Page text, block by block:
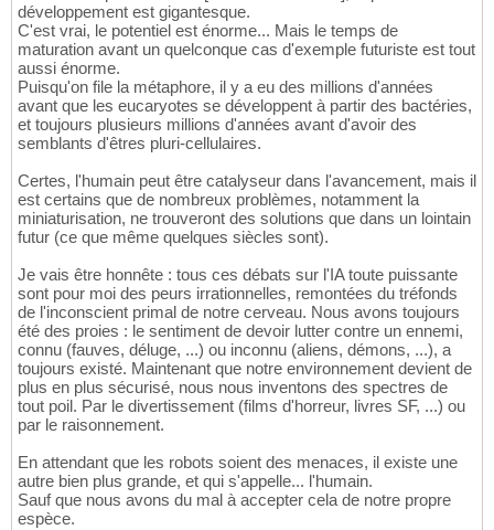
développement est gigantesque.
C'est vrai, le potentiel est énorme... Mais le temps de
maturation avant un quelconque cas d'exemple futuriste est tout
aussi énorme.
Puisqu'on file la métaphore, il y a eu des millions d'années
avant que les eucaryotes se développent à partir des bactéries,
et toujours plusieurs millions d'années avant d'avoir des
semblants d'êtres pluri-cellulaires.
Certes, l'humain peut être catalyseur dans l'avancement, mais il
est certains que de nombreux problèmes, notamment la
miniaturisation, ne trouveront des solutions que dans un lointain
futur (ce que même quelques siècles sont).
Je vais être honnête : tous ces débats sur l'IA toute puissante
sont pour moi des peurs irrationnelles, remontées du tréfonds
de l'inconscient primal de notre cerveau. Nous avons toujours
été des proies : le sentiment de devoir lutter contre un ennemi,
connu (fauves, déluge, ...) ou inconnu (aliens, démons, ...), a
toujours existé. Maintenant que notre environnement devient de
plus en plus sécurisé, nous nous inventons des spectres de
tout poil. Par le divertissement (films d'horreur, livres SF, ...) ou
par le raisonnement.
En attendant que les robots soient des menaces, il existe une
autre bien plus grande, et qui s'appelle... l'humain.
Sauf que nous avons du mal à accepter cela de notre propre
espèce.